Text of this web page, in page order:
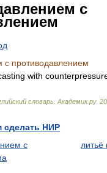
с
с противодавлением
with
словарь Академик.ру.
сделать НИР
с